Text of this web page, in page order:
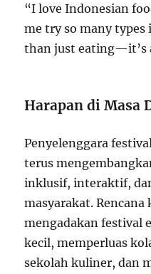
“I love Indonesian
me try so many types
than just eating—it’s
Harapan di Masa
Penyelenggara
terus
inklusif, interaktif,
masyarakat. Rencana
mengadakan festival
kecil, memperluas
sekolah kuliner, dan